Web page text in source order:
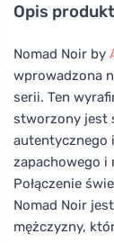
Opis
Nomad Noir by
wprowadzona
serii. Ten
stworzony jest
autentycznego
zapachowego i
Połączenie
Nomad Noir
mężczyzny,